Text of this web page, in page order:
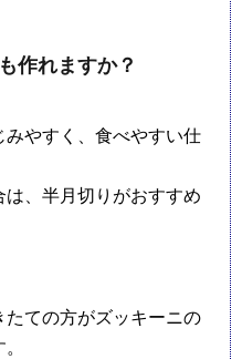
作れますか？
やすく、食べやすい仕
、半月切りがおすすめ
ての方がズッキーニの